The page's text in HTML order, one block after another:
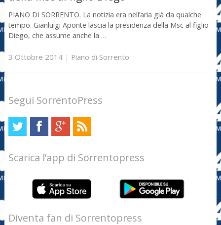
PIANO DI SORRENTO. La notizia era nell’aria già da qualche
tempo. Gianluigi Aponte lascia la presidenza della Msc al figlio
Diego, che assume anche la …
3 Ottobre 2014| Piano di Sorrento
Segui SorrentoPress
Scarica l’app di Sorrentopress
Diventa fan di Sorrentopress